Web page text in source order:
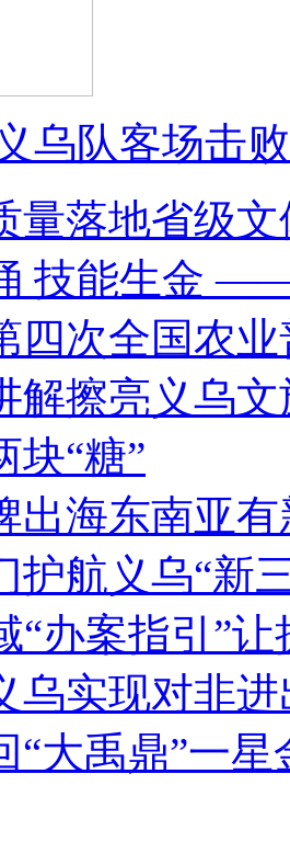
乌队客场击
量落地省级
技能生金
四次全国农
解擦亮义乌
块“糖”
出海东南亚
护航义乌“新
“办案指引”
乌实现对非
“大禹鼎”一星